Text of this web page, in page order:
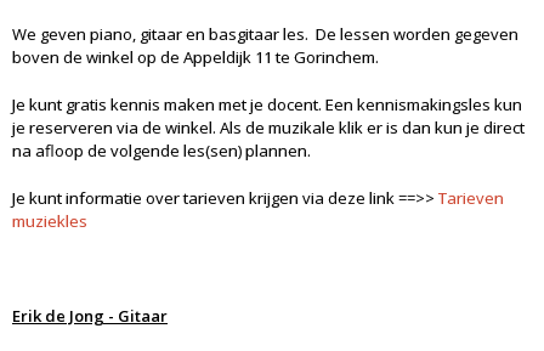
We geven piano, gitaar en basgitaar les. De lessen worden gegeven
boven de winkel op de Appeldijk 11 te Gorinchem.
Je kunt gratis kennis maken met je docent. Een kennismakingsles kun
je reserveren via de winkel. Als de muzikale klik er is dan kun je direct
na afloop de volgende les(sen) plannen.
Je kunt informatie over tarieven krijgen via deze link ==>> Tarieven
muziekles
Erik de Jong - Gitaar